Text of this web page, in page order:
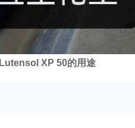
Lutensol XP 50的用途